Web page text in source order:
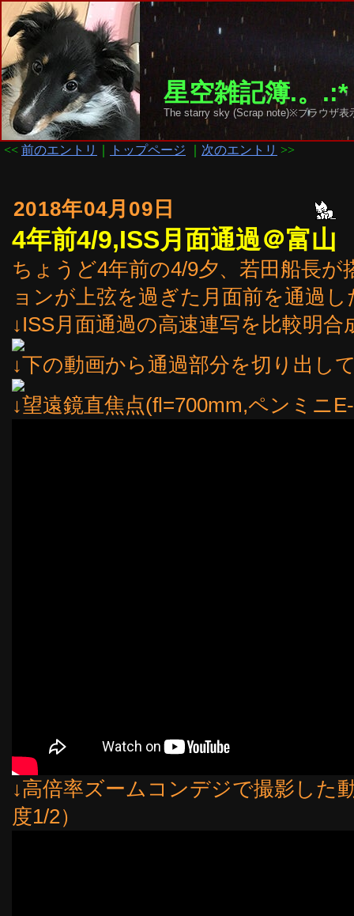
星空雑記簿.。
The starry sky (Scrap note)※ブラウザ
<< 前のエントリ トップページ 次のエントリ >>
2018年04月09日
4年前4/9,ISS月面通過＠富山
ちょうど4年前の4/9夕、若田船長
ョンが上弦を過ぎた月面前を通過し
↓ISS月面通過の高速連写を比較明合
↓下の動画から通過部分を切り出し
↓望遠鏡直焦点(fl=700mm,ペンミニ
↓高倍率ズームコンデジで撮影した
度1/2）